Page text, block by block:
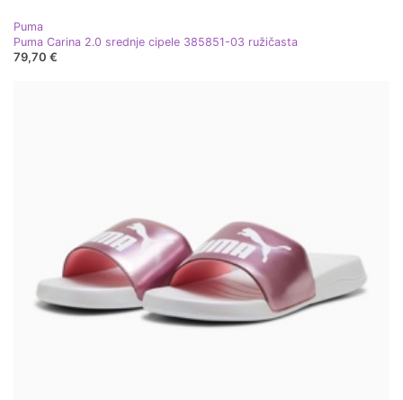
Puma
Puma Carina 2.0 srednje cipele 385851-03 ružičasta
79,70 €